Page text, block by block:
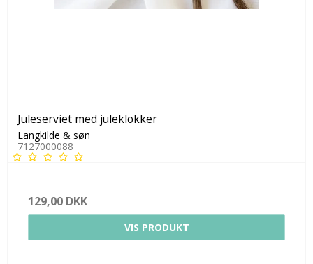
Juleserviet med juleklokker
Langkilde & søn
7127000088
129,00 DKK
VIS PRODUKT